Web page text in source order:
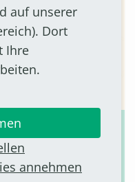
des
erweitert das
auf unserer
Dort
Ihre
annehmen